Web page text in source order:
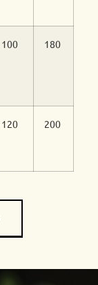
100 180
120 200